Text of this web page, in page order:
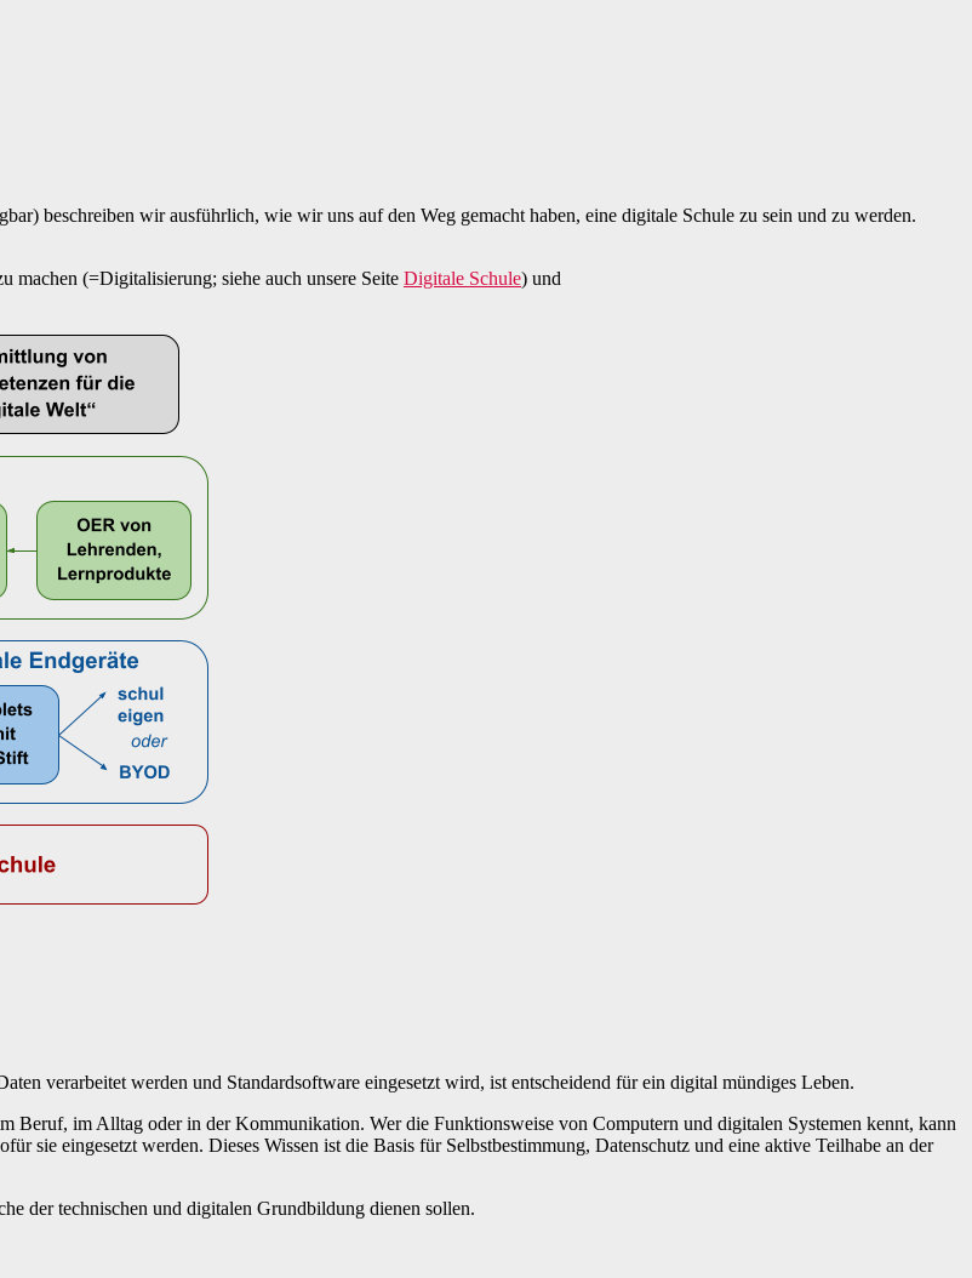
beschreiben wir ausführlich, wie wir uns auf den Weg gemacht haben, eine digitale Schule zu sein und zu werden.
machen (=Digitalisierung; siehe auch unsere Seite Digitale Schule) und
verarbeitet werden und Standardsoftware eingesetzt wird, ist entscheidend für ein digital mündiges Leben.
Beruf, im Alltag oder in der Kommunikation. Wer die Funktionsweise von Computern und digitalen Systemen kennt, kann
sie eingesetzt werden. Dieses Wissen ist die Basis für Selbstbestimmung, Datenschutz und eine aktive Teilhabe an der
der technischen und digitalen Grundbildung dienen sollen.